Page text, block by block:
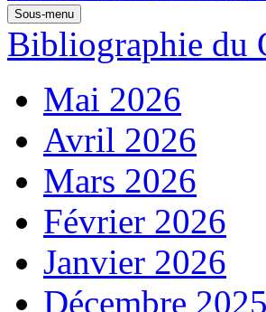
Sous-menu
Bibliographie du
Mai 2026
Avril 2026
Mars 2026
Février 2026
Janvier 2026
Décembre 2025